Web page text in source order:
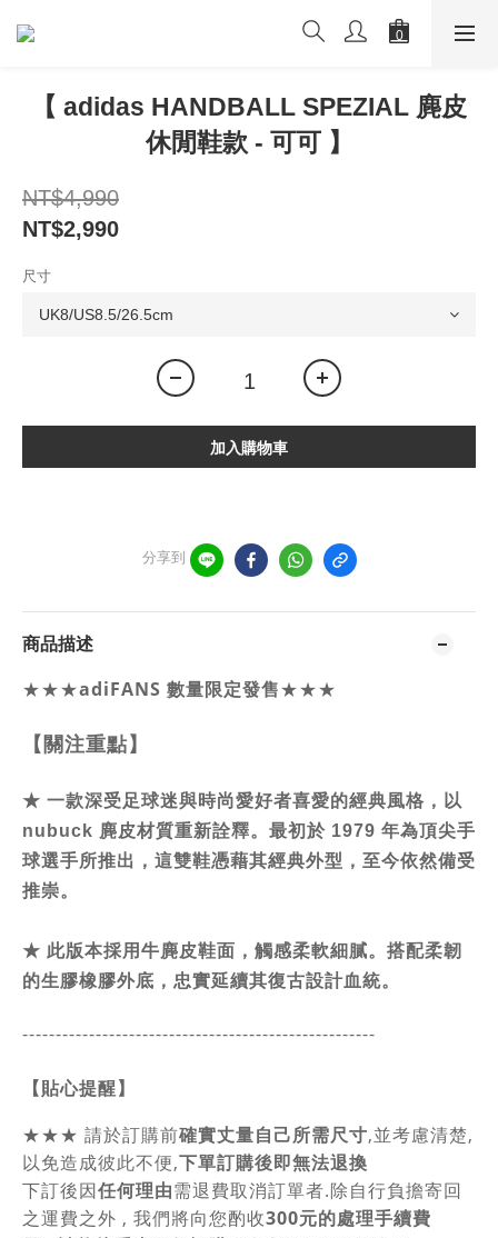
【 adidas HANDBALL SPEZIAL 麂皮
休閒鞋款 - 可可 】
NT$4,990
NT$2,990
尺寸
加入購物車
分享到
商品描述
★★★adiFANS 數量限定發售★★★
【關注重點】
★ 一款深受足球迷與時尚愛好者喜愛的經典風格，以
nubuck 麂皮材質重新詮釋。最初於 1979 年為頂尖手
球選手所推出，這雙鞋憑藉其經典外型，至今依然備受
推崇。
★ 此版本採用牛麂皮鞋面，觸感柔軟細膩。搭配柔韌
的生膠橡膠外底，忠實延續其復古設計血統。
-----------------------------------------------------
【貼心提醒】
★★★ 請於訂購前確實丈量自己所需尺寸,並考慮清楚,
以免造成彼此不便,下單訂購後即無法退換
下訂後因任何理由需退費取消訂單者.除自行負擔寄回
之運費之外 , 我們將向您酌收300元的處理手續費